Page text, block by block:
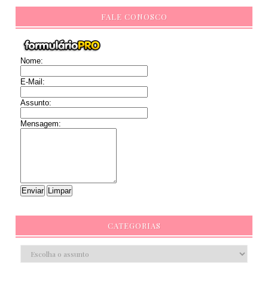
FALE CONOSCO
Nome:
E-Mail:
Assunto:
Mensagem:
CATEGORIAS